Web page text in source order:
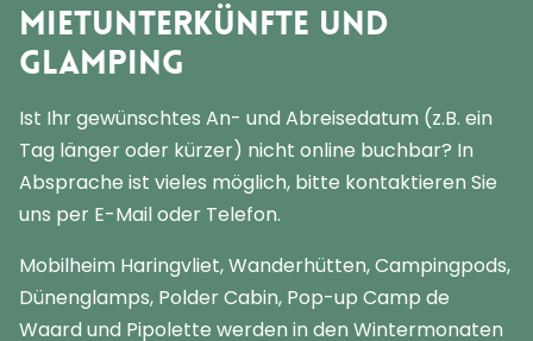
Mietunterkünfte und
Glamping
Ist Ihr gewünschtes An- und Abreisedatum (z.B. ein
Tag länger oder kürzer) nicht online buchbar? In
Absprache ist vieles möglich, bitte kontaktieren Sie
uns per E-Mail oder Telefon.
Mobilheim Haringvliet, Wanderhütten, Campingpods,
Dünenglamps, Polder Cabin, Pop-up Camp de
Waard und Pipolette werden in den Wintermonaten